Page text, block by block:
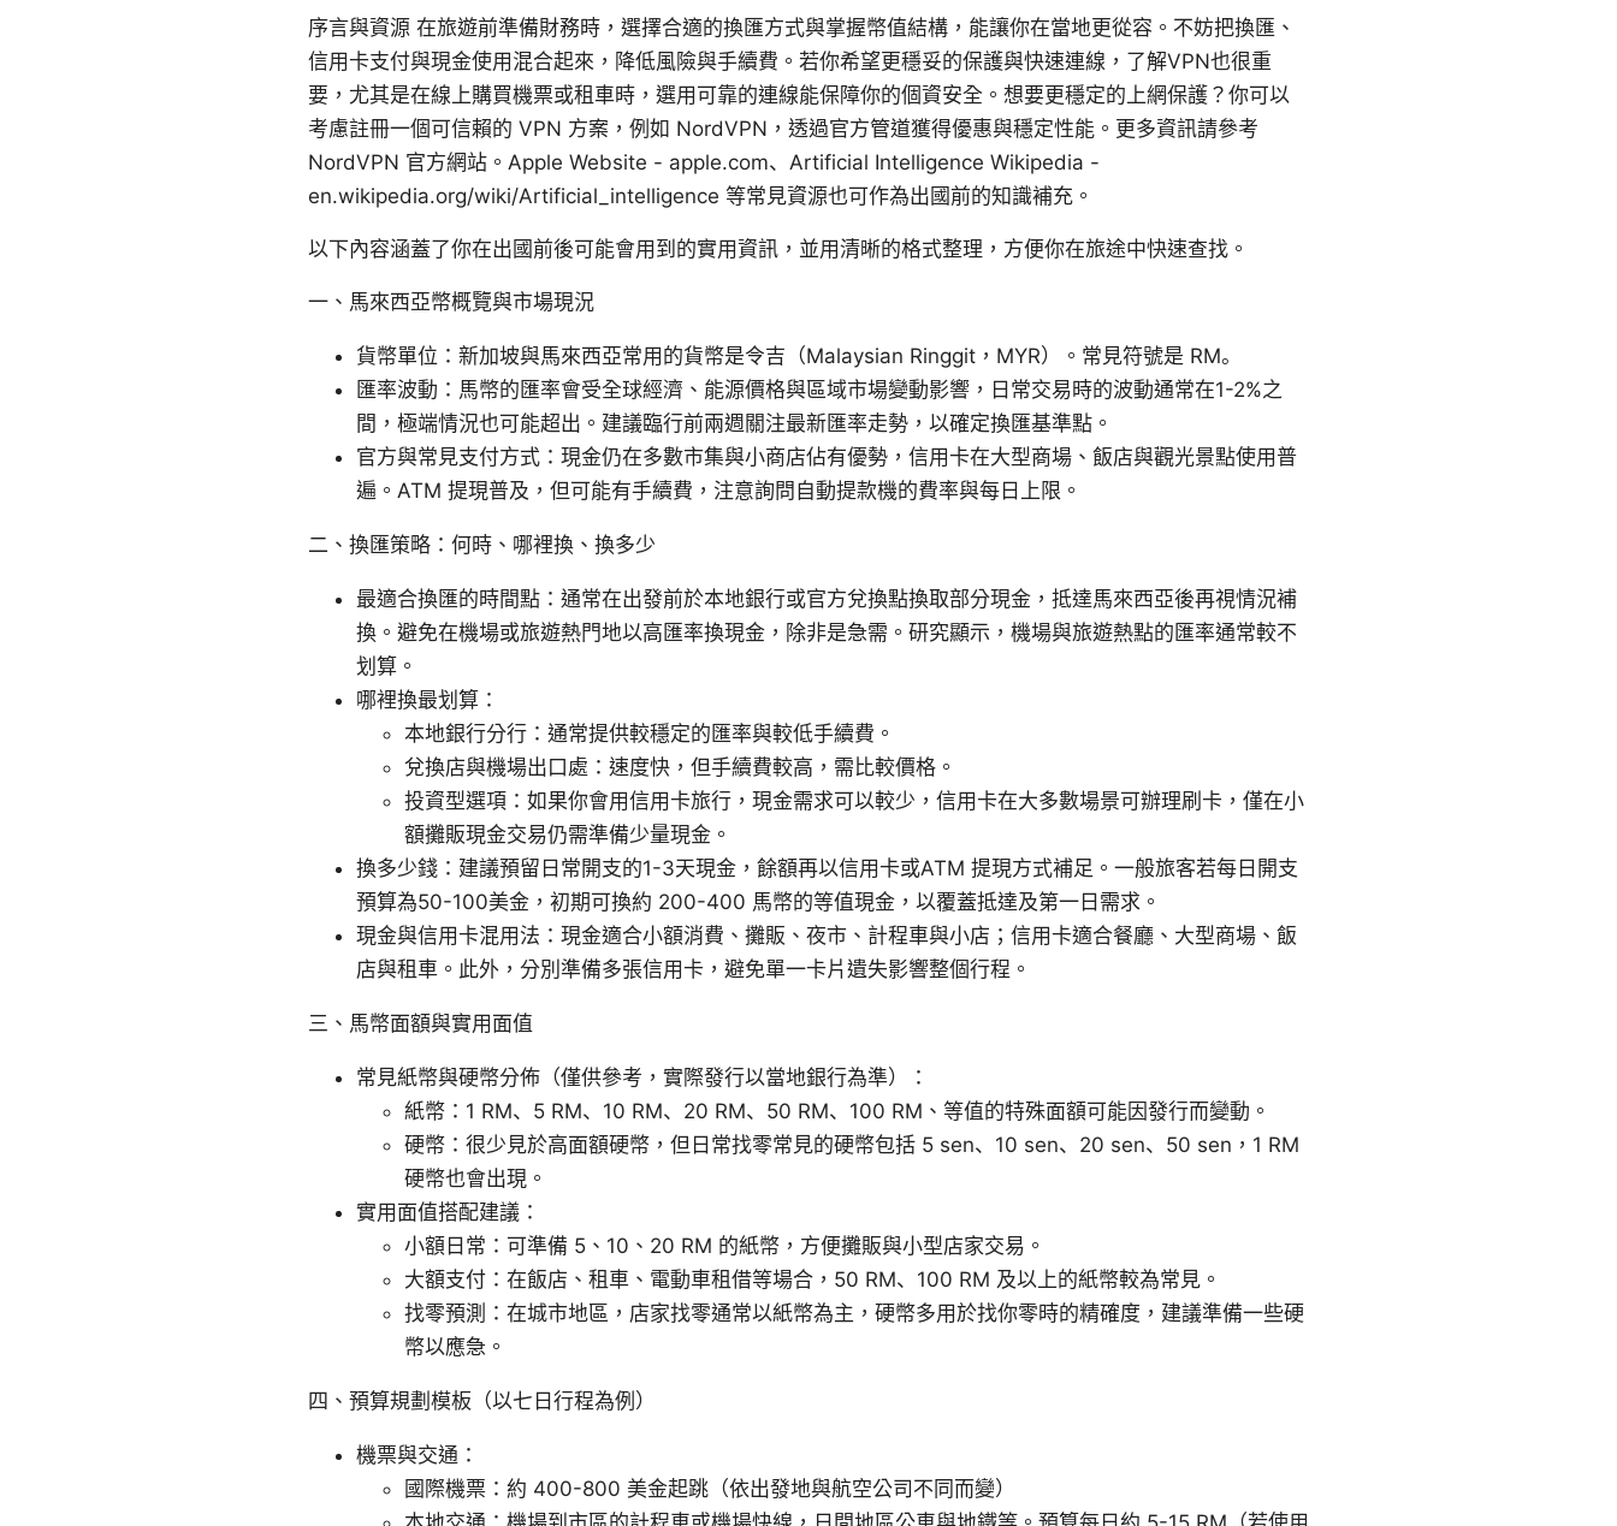
序言與資源 在旅遊前準備財務時，選擇合適的換匯方式與掌握幣值結構，能讓你在當地更從容。不妨把換匯、
信用卡支付與現金使用混合起來，降低風險與手續費。若你希望更穩妥的保護與快速連線，了解VPN也很重
要，尤其是在線上購買機票或租車時，選用可靠的連線能保障你的個資安全。想要更穩定的上網保護？你可以
考慮註冊一個可信賴的 VPN 方案，例如 NordVPN，透過官方管道獲得優惠與穩定性能。更多資訊請參考
NordVPN 官方網站。Apple Website - apple.com、Artificial Intelligence Wikipedia -
en.wikipedia.org/wiki/Artificial_intelligence 等常見資源也可作為出國前的知識補充。
以下內容涵蓋了你在出國前後可能會用到的實用資訊，並用清晰的格式整理，方便你在旅途中快速查找。
一、馬來西亞幣概覽與市場現況
貨幣單位：新加坡與馬來西亞常用的貨幣是令吉（Malaysian Ringgit，MYR）。常見符號是 RM。
匯率波動：馬幣的匯率會受全球經濟、能源價格與區域市場變動影響，日常交易時的波動通常在1-2%之
間，極端情況也可能超出。建議臨行前兩週關注最新匯率走勢，以確定換匯基準點。
官方與常見支付方式：現金仍在多數市集與小商店佔有優勢，信用卡在大型商場、飯店與觀光景點使用普
遍。ATM 提現普及，但可能有手續費，注意詢問自動提款機的費率與每日上限。
二、換匯策略：何時、哪裡換、換多少
最適合換匯的時間點：通常在出發前於本地銀行或官方兌換點換取部分現金，抵達馬來西亞後再視情況補
換。避免在機場或旅遊熱門地以高匯率換現金，除非是急需。研究顯示，機場與旅遊熱點的匯率通常較不
划算。
哪裡換最划算：
本地銀行分行：通常提供較穩定的匯率與較低手續費。
兌換店與機場出口處：速度快，但手續費較高，需比較價格。
投資型選項：如果你會用信用卡旅行，現金需求可以較少，信用卡在大多數場景可辦理刷卡，僅在小
額攤販現金交易仍需準備少量現金。
換多少錢：建議預留日常開支的1-3天現金，餘額再以信用卡或ATM 提現方式補足。一般旅客若每日開支
預算為50-100美金，初期可換約 200-400 馬幣的等值現金，以覆蓋抵達及第一日需求。
現金與信用卡混用法：現金適合小額消費、攤販、夜市、計程車與小店；信用卡適合餐廳、大型商場、飯
店與租車。此外，分別準備多張信用卡，避免單一卡片遺失影響整個行程。
三、馬幣面額與實用面值
常見紙幣與硬幣分佈（僅供參考，實際發行以當地銀行為準）：
紙幣：1 RM、5 RM、10 RM、20 RM、50 RM、100 RM、等值的特殊面額可能因發行而變動。
硬幣：很少見於高面額硬幣，但日常找零常見的硬幣包括 5 sen、10 sen、20 sen、50 sen，1 RM
硬幣也會出現。
實用面值搭配建議：
小額日常：可準備 5、10、20 RM 的紙幣，方便攤販與小型店家交易。
大額支付：在飯店、租車、電動車租借等場合，50 RM、100 RM 及以上的紙幣較為常見。
找零預測：在城市地區，店家找零通常以紙幣為主，硬幣多用於找你零時的精確度，建議準備一些硬
幣以應急。
四、預算規劃模板（以七日行程為例）
機票與交通：
國際機票：約 400-800 美金起跳（依出發地與航空公司不同而變）